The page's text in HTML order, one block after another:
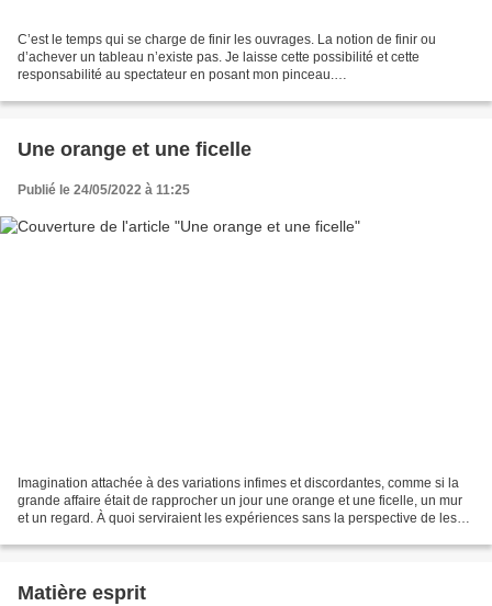
C’est le temps qui se charge de finir les ouvrages. La notion de finir ou
d’achever un tableau n’existe pas. Je laisse cette possibilité et cette
responsabilité au spectateur en posant mon pinceau.
………………………… Suite du...
Une orange et une ficelle
Publié le 24/05/2022 à 11:25
Imagination attachée à des variations infimes et discordantes, comme si la
grande affaire était de rapprocher un jour une orange et une ficelle, un mur
et un regard. À quoi serviraient les expériences sans la perspective de les
Matière esprit